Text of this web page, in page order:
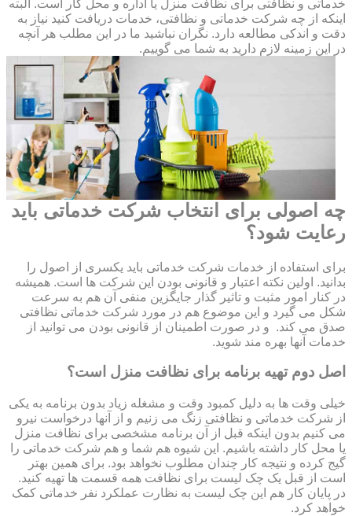
خدماتی و نظافتی برای نظافت منزل یا اداره و محل کار است. البته
اینکه از چه شرکت خدماتی و نظافتی، خدمات دریافت کنید نیاز به
دقت و اندکی مطالعه دارد. نگران نباشید ما در این مطلب هر آنچه
در این زمینه لازم دارید به شما می گوییم.
چه اصولی برای انتخاب شرکت خدماتی باید
رعایت شود؟
برای استفاده از خدمات شرکت خدماتی باید یکسری از اصول را
بدانید. اولین نکته اعتبار و قانونی بودن این شرکت ها است. همیشه
در کنار امور مثبت و تاثیر گذار جایگزین منفی آن هم به سرعت
شکل می گیرد و این موضوع هم در مورد شرکت خدماتی نظافتی
صدق می کند. و در صورت اطمینان از قانونی بودن می توانید از
خدمات آنها بهره مند شوید.
اصل دوم تهیه برنامه برای نظافت منزل است؟
خیلی وقت ها به دلیل کمبود وقت و مشغله زیاد بدون برنامه به یکی
از شرکت خدماتی و نظافتی زنگ می زنیم و از آنها درخواست نیرو
می کنیم بدون اینکه قبل از آن برنامه مشخصی برای نظافت منزل
یا محل کار داشته باشیم. این شیوه هم شما و هم شرکت خدماتی را
گیج کرده و نتیجه کار چندان مطلوب نخواهد بود. برای همین بهتر
است از قبل یک چک لیست برای نظافت همه قسمت ها تهیه کنید.
در پایان کار هم این چک لیست به نظارت عملکرد نفر خدماتی کمک
خواهد کرد.